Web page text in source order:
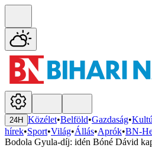
24H Közélet•Belföld•Gazdaság•
hírek•Sport•Világ•Állás•Aprók•BN-
Bodola Gyula-díj: idén Bóné Dávid